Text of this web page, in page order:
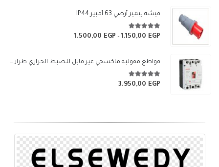
من
خلال
فيشة بيميز أرضي 63 أمبير IP44
5.00 من 5
1.150,00 EGP
–
1.500,00 EGP
من
قواطع مقولبة ماكسجي غير قابل للضبط الحراري طراز (SGM3-250L)
5.00 من 5
3.950,00 EGP